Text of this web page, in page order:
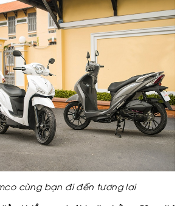
cùng bạn đi đến tương lai